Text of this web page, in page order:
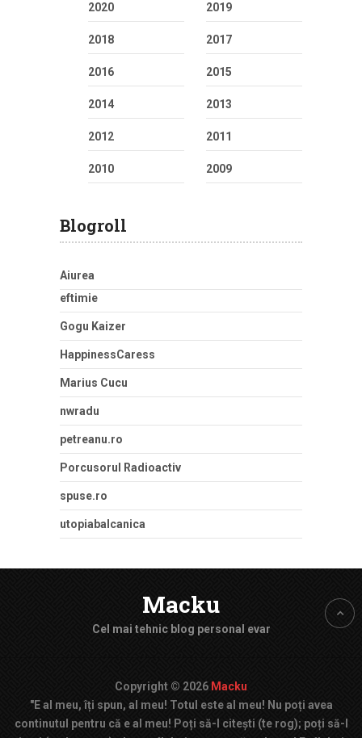
2020 2019
2018 2017
2016 2015
2014 2013
2012 2011
2010 2009
Blogroll
Aiurea
eftimie
Gogu Kaizer
HappinessCaress
Marius Cucu
nwradu
petreanu.ro
Porcusorul Radioactiv
spuse.ro
utopiabalcanica
Macku
Cel mai tehnic blog personal evar
Copyright © 2026 Macku
"E al meu, îți spun, al meu! Totul este al meu! Nu poți avea
continutul pentru că e al meu! Poți să-l citești (te rog); poți să-l